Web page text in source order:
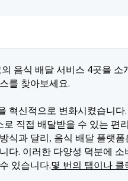
음식 배달 서비스 4곳을 소
를 찾아보세요.
혁신적으로 변화시켰습니
직접 배달받을 수 있는 편
식과 달리, 음식 배달 플랫
다. 이러한 다양성 덕분에
있습니다.몇 번의 탭이나